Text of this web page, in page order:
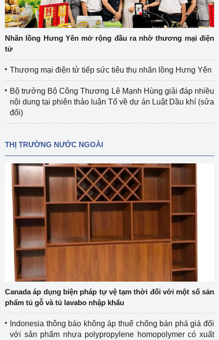
Nhãn lồng Hưng Yên mở rộng đầu ra nhờ thương mại điện
tử
Thương mại điện tử tiếp sức tiêu thụ nhãn lồng Hưng Yên
Bộ trưởng Bộ Công Thương Lê Mạnh Hùng giải đáp nhiều
nội dung tại phiên thảo luận Tổ về dự án Luật Dầu khí (sửa
đổi)
THỊ TRƯỜNG NƯỚC NGOÀI
Canada áp dụng biện pháp tự vệ tạm thời đối với một số sản
phẩm tủ gỗ và tủ lavabo nhập khẩu
Indonesia thông báo không áp thuế chống bán phá giá đối
với sản phẩm nhựa polypropylene homopolymer có xuất